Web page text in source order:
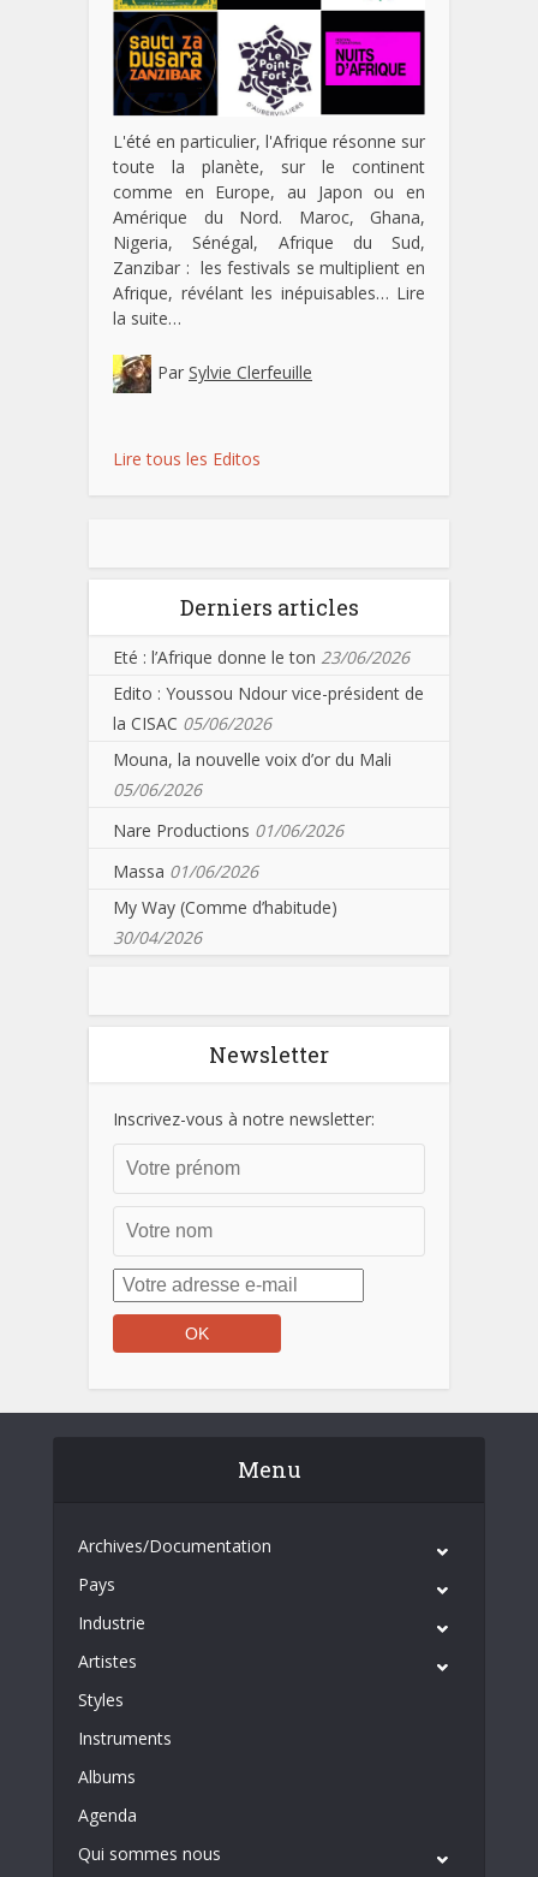
L'été en particulier, l'Afrique résonne sur
toute la planète, sur le continent
comme en Europe, au Japon ou en
Amérique du Nord. Maroc, Ghana,
Nigeria, Sénégal, Afrique du Sud,
Zanzibar : les festivals se multiplient en
Afrique, révélant les inépuisables… Lire
la suite…
Par Sylvie Clerfeuille
Lire tous les Editos
Derniers articles
Eté : l’Afrique donne le ton 23/06/2026
Edito : Youssou Ndour vice-président de
la CISAC 05/06/2026
Mouna, la nouvelle voix d’or du Mali
05/06/2026
Nare Productions 01/06/2026
Massa 01/06/2026
My Way (Comme d’habitude)
30/04/2026
Newsletter
Inscrivez-vous à notre newsletter:
Menu
Archives/Documentation
Pays
Industrie
Artistes
Styles
Instruments
Albums
Agenda
Qui sommes nous